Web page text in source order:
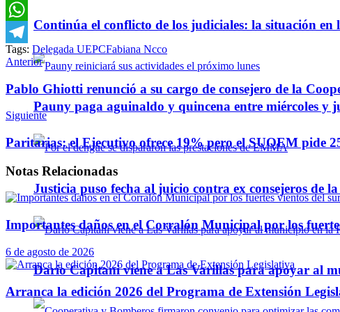
Continúa el conflicto de los judiciales: la situación en
Pauny paga aguinaldo y quincena entre miércoles y
Justicia puso fecha al juicio contra ex consejeros de
Darío Capitani viene a Las Varillas para apoyar al
Email
WhatsApp
Telegram
Tags: Delegada UEPCFabiana Ncco
Anterior
Pablo Ghiotti renunció a su cargo de consejero de la
Siguiente
Paritarias: el Ejecutivo ofrece 19% pero el SUOEM pide
Notas Relacionadas
Importantes daños en el Corralón Municipal por los
6 de agosto de 2026
Arranca la edición 2026 del Programa de Extensión